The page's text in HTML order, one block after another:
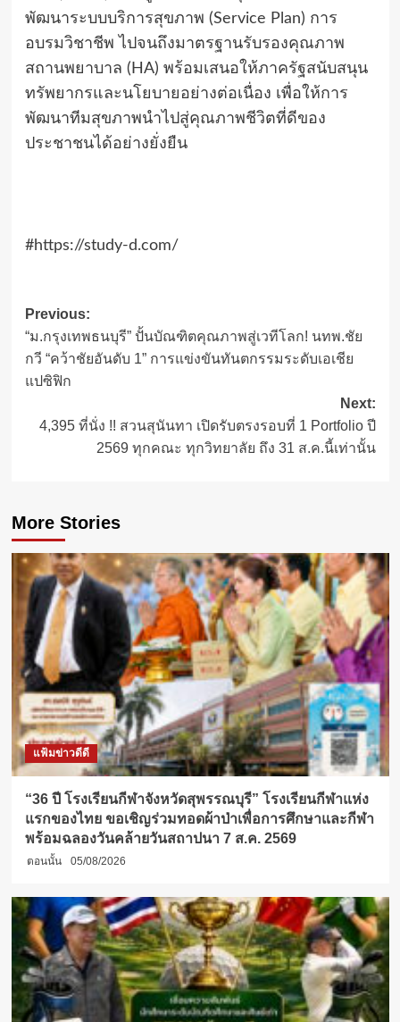
พัฒนาระบบบริการสุขภาพ (Service Plan) การ
อบรมวิชาชีพ ไปจนถึงมาตรฐานรับรองคุณภาพ
สถานพยาบาล (HA) พร้อมเสนอให้ภาครัฐสนับสนุน
ทรัพยากรและนโยบายอย่างต่อเนื่อง เพื่อให้การ
พัฒนาทีมสุขภาพนำไปสู่คุณภาพชีวิตที่ดีของ
ประชาชนได้อย่างยั่งยืน
#https://study-d.com/
Post
navigation
Previous:
“ม.กรุงเทพธนบุรี” ปั้นบัณฑิตคุณภาพสู่เวทีโลก! นทพ.ชัย
กวี “คว้าชัยอันดับ 1” การแข่งขันทันตกรรมระดับเอเชีย
แปซิฟิก
Next:
4,395 ที่นั่ง !! สวนสุนันทา เปิดรับตรงรอบที่ 1 Portfolio ปี
2569 ทุกคณะ ทุกวิทยาลัย ถึง 31 ส.ค.นี้เท่านั้น
More Stories
แฟ้มข่าวดีดี
“36 ปี โรงเรียนกีฬาจังหวัดสุพรรณบุรี” โรงเรียนกีฬาแห่ง
แรกของไทย ขอเชิญร่วมทอดผ้าป่าเพื่อการศึกษาและกีฬา
พร้อมฉลองวันคล้ายวันสถาปนา 7 ส.ค. 2569
ตอนนั้น 05/08/2026